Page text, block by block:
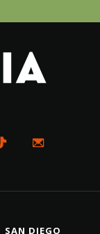
SAN DIEGO